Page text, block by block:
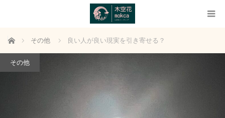
ホーム その他 良い人が良い現実を引き寄せる？
その他